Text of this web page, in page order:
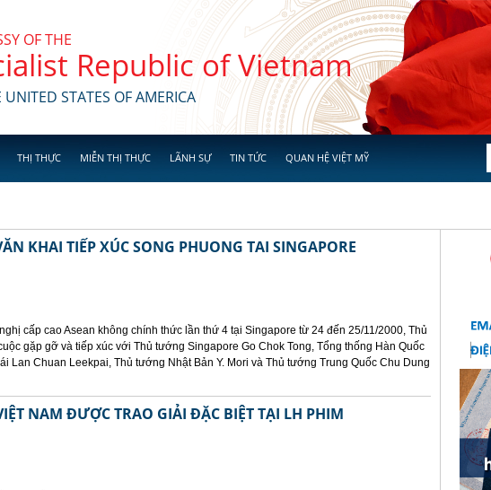
OF THE
Republic of Vietnam
UNITED STATES OF AMERICA
THỊ THỰC MIỄN THỊ THỰC LÃNH SỰ TIN TỨC QUAN HỆ VIỆT MỸ
KHAI TIẾP XÚC SONG PHUONG TAI SINGAPORE
cấp cao Asean không chính thức lần thứ 4 tại Singapore từ 24 đến 25/11/2000, Thủ
gặp gỡ và tiếp xúc với Thủ tướng Singapore Go Chok Tong, Tổng thống Hàn Quốc
Lan Chuan Leekpai, Thủ tướng Nhật Bản Y. Mori và Thủ tướng Trung Quốc Chu Dung
NAM ĐƯỢC TRAO GIẢI ĐẶC BIỆT TẠI LH PHIM